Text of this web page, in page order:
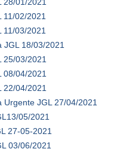
11/02/2021
11/03/2021
JGL 18/03/2021
25/03/2021
08/04/2021
22/04/2021
Urgente JGL 27/04/2021
05/2021
27-05-2021
03/06/2021